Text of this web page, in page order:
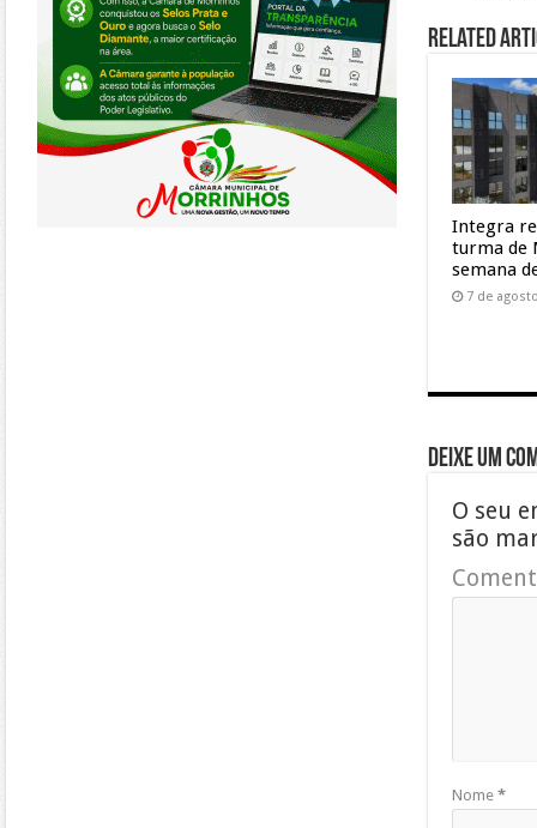
Related
Integra
turma de
semana
7 de
Deixe um
O seu
são
Nome *